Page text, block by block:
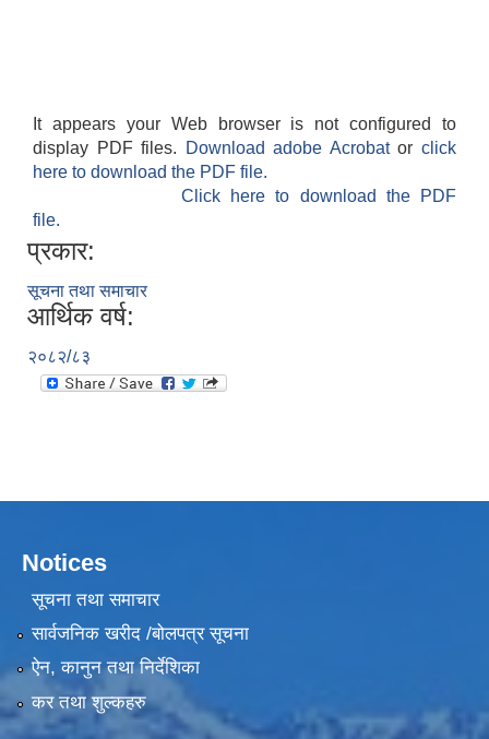
It appears your Web browser is not configured to
display PDF files.
Download adobe Acrobatorclick
here to download the PDF file.
Click here to download the PDF
file.
प्रकार:
सूचना तथा समाचार
आर्थिक वर्ष:
२०८२/८३
Notices
सूचना तथा समाचार
सार्वजनिक खरीद /बोलपत्र सूचना
ऐन, कानुन तथा निर्देशिका
कर तथा शुल्कहरु